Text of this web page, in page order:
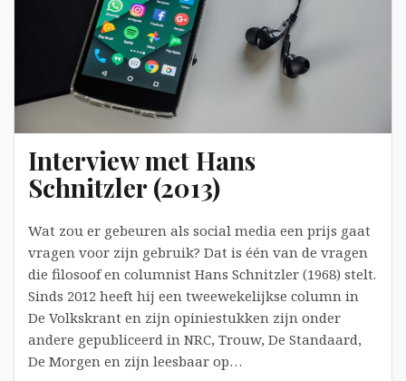
Interview met Hans
Schnitzler (2013)
Wat zou er gebeuren als social media een prijs gaat
vragen voor zijn gebruik? Dat is één van de vragen
die filosoof en columnist Hans Schnitzler (1968) stelt.
Sinds 2012 heeft hij een tweewekelijkse column in
De Volkskrant en zijn opiniestukken zijn onder
andere gepubliceerd in NRC, Trouw, De Standaard,
De Morgen en zijn leesbaar op…